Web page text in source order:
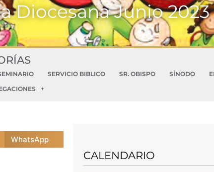
Diocesana Junio 2023
SERVICIO BIBLICO SR. OBISPO SÍNODO
WhatsApp
CALENDARIO